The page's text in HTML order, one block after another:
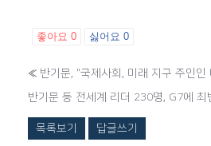
좋아요 0 싫어요 0
«
반기문 등 전세계 리더 230명, G7에 최
목록보기 답글쓰기